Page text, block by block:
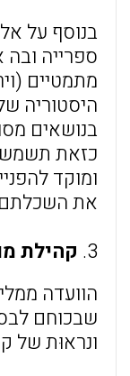
בנוסף על
ספרייה
מתמטיים
היסטוריה
בנושאים
כזאת תשמש
ומוקד
את
3. קהילת
הוועדה
שבכוחם
ונראוּת של